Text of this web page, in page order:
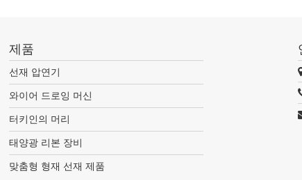
제품
선재 압연기
와이어 드로잉 머신
터키인의 머리
태양광 리본 장비
맞춤형 형재 선재 제품